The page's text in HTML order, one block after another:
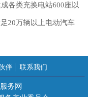
各类充换电站600座以
20万辆以上电动汽车
伴 联系我们
务网